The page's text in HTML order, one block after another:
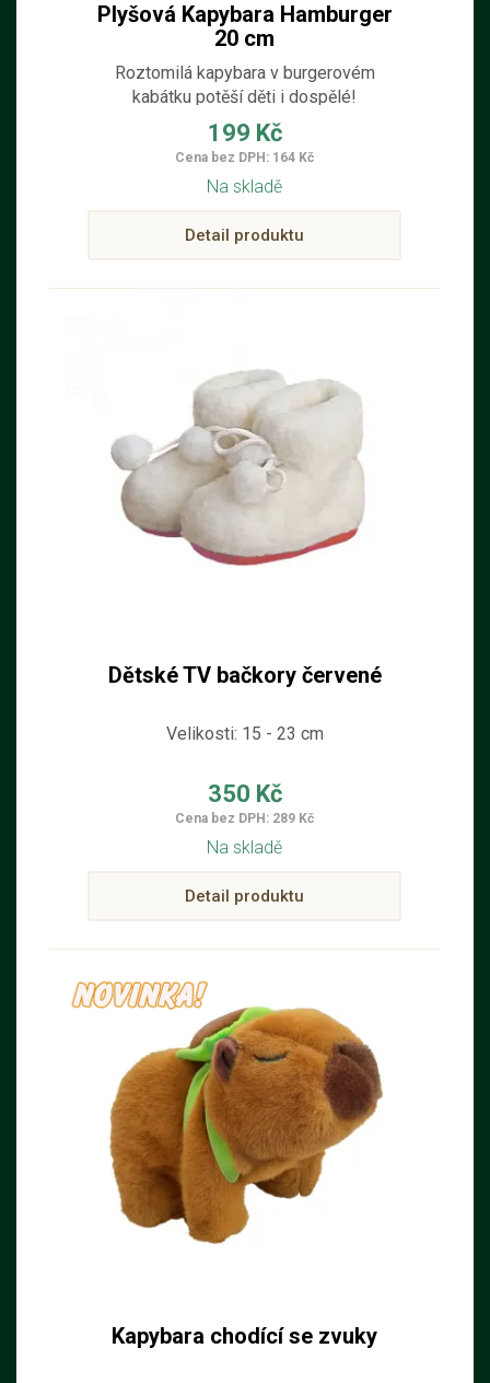
Plyšová Kapybara Hamburger
20 cm
Roztomilá kapybara v burgerovém
kabátku potěší děti i dospělé!
199 Kč
Cena bez DPH: 164 Kč
Na skladě
Detail produktu
Dětské TV bačkory červené
Velikosti: 15 - 23 cm
350 Kč
Cena bez DPH: 289 Kč
Na skladě
Detail produktu
Kapybara chodící se zvuky